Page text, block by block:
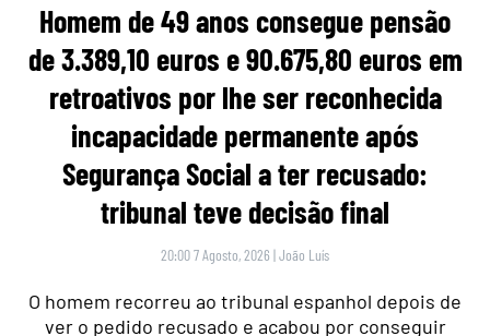
Homem de 49 anos consegue pensão
de 3.389,10 euros e 90.675,80 euros em
retroativos por lhe ser reconhecida
incapacidade permanente após
Segurança Social a ter recusado:
tribunal teve decisão final
20:00 7 Agosto, 2026 |João Luís
O homem recorreu ao tribunal espanhol depois de
ver o pedido recusado e acabou por conseguir